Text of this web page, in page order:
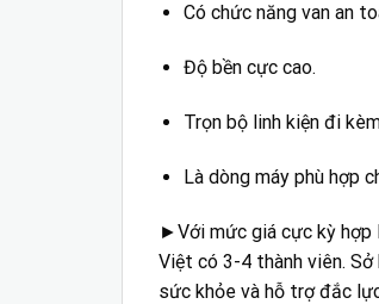
Có chức năng van an
Độ bền cực cao.
Trọn bộ linh kiện đi
Là dòng máy phù hợp
►Với mức giá cực kỳ hợp
Việt có 3-4 thành viên.
sức khỏe và hỗ trợ đắc